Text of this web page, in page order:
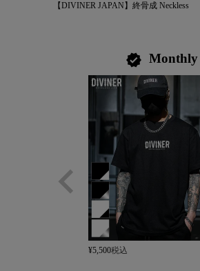
【DIVINER JAPAN】終骨成 Neckless
verified Monthly
¥5,500税込